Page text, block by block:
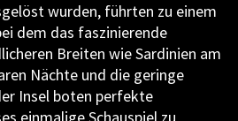
wurden, führten zu einem
dem das faszinierende
Breiten wie Sardinien am
Nächte und die geringe
Insel boten perfekte
einmalige Schauspiel zu